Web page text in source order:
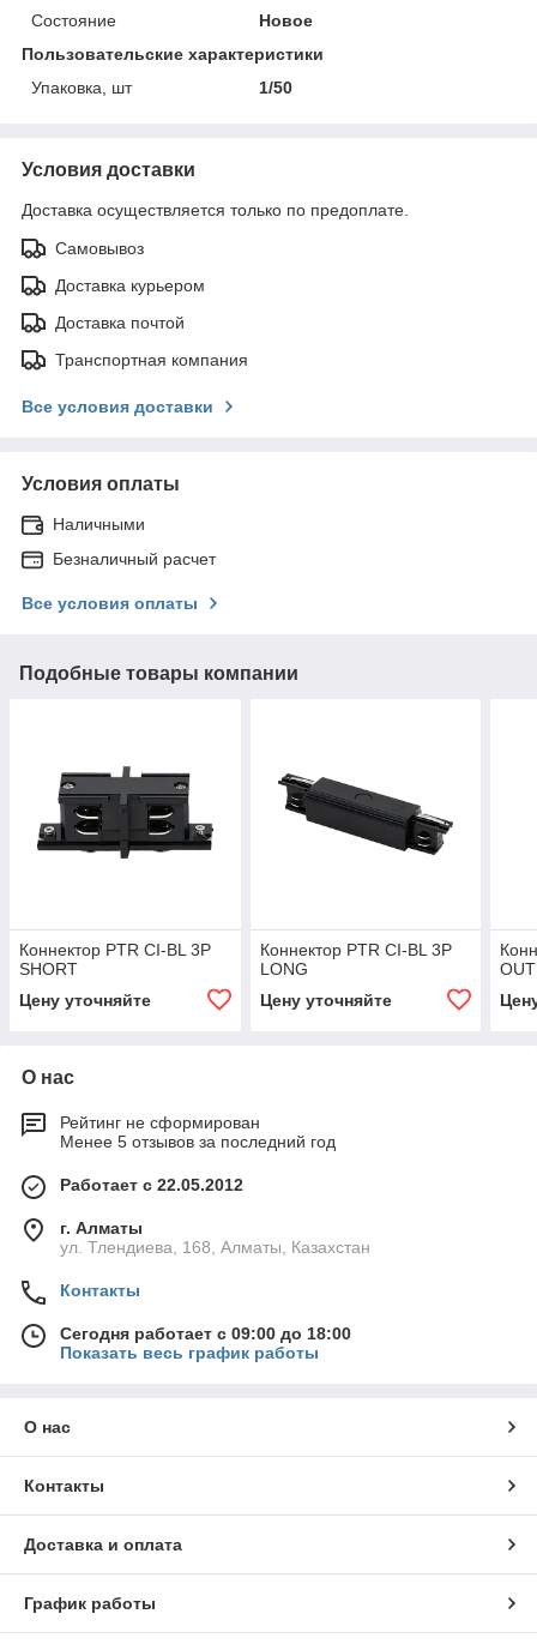
Состояние
Новое
Пользовательские характеристики
Упаковка, шт
1/50
Условия доставки
Доставка осуществляется только по предоплате.
Самовывоз
Доставка курьером
Доставка почтой
Транспортная компания
Все условия доставки
Условия оплаты
Наличными
Безналичный расчет
Все условия оплаты
Подобные товары компании
Коннектор PTR CI-BL 3P
SHORT
Цену уточняйте
Коннектор PTR CI-BL 3P
LONG
Цену уточняйте
OUT
О нас
Рейтинг не сформирован
Менее 5 отзывов за последний год
Работает с 22.05.2012
г. Алматы
ул. Тлендиева, 168, Алматы, Казахстан
Контакты
Сегодня работает с 09:00 до 18:00
Показать весь график работы
О нас
Контакты
Доставка и оплата
График работы